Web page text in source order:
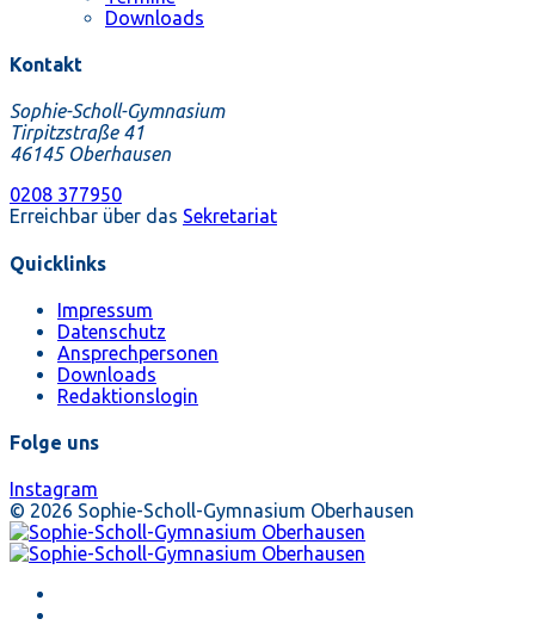
Downloads
Kontakt
Sophie-Scholl-Gymnasium
Tirpitzstraße 41
46145 Oberhausen
0208 377950
Erreichbar über das Sekretariat
Quicklinks
Impressum
Datenschutz
Ansprechpersonen
Downloads
Redaktionslogin
Folge uns
Instagram
© 2026 Sophie-Scholl-Gymnasium Oberhausen